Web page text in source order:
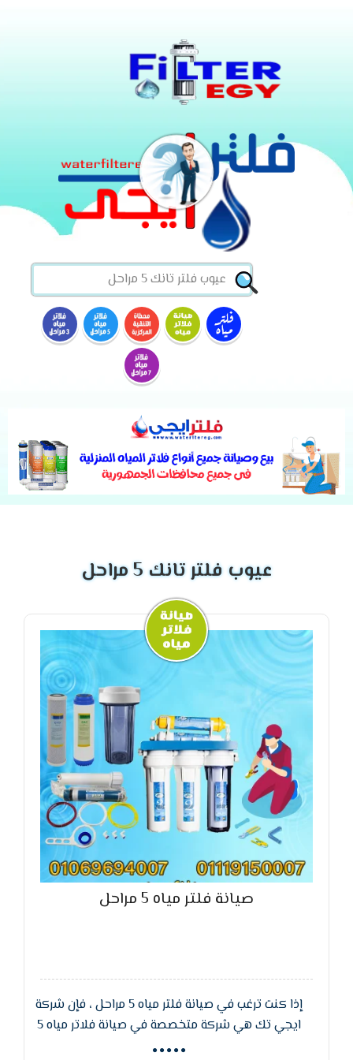
عيوب فلتر تانك 5 مراحل
صيانة فلتر مياه 5 مراحل
إذا كنت ترغب في صيانة فلتر مياه 5 مراحل ، فإن شركة
ايجي تك هي شركة متخصصة في صيانة فلاتر مياه 5
مراحل ، وتوفير قطع غيار للفلتر من أفضل الماركات